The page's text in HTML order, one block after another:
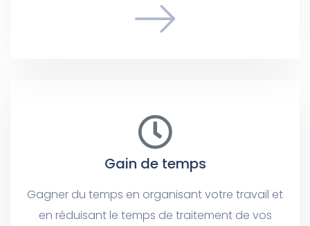
Gain de temps
Gagner du temps en organisant votre travail et
en réduisant le temps de traitement de vos